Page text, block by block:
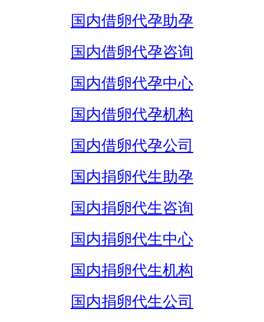
国内借卵代孕助孕
国内借卵代孕咨询
国内借卵代孕中心
国内借卵代孕机构
国内借卵代孕公司
国内捐卵代生助孕
国内捐卵代生咨询
国内捐卵代生中心
国内捐卵代生机构
国内捐卵代生公司